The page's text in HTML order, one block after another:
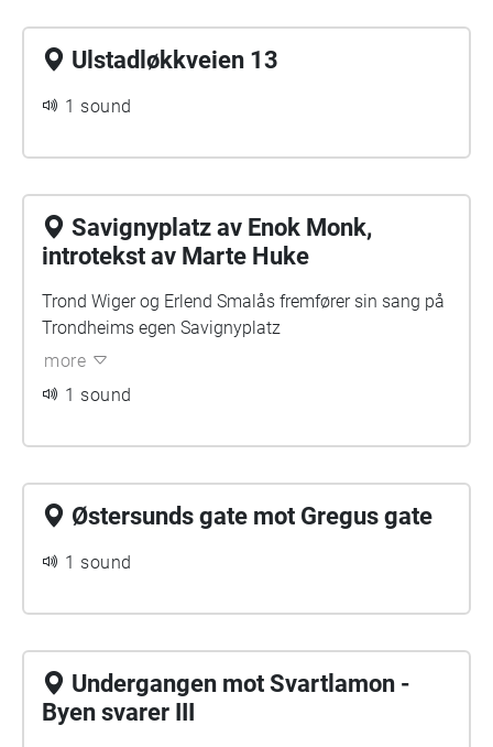
Ulstadløkkveien 13
1 sound
Savignyplatz av Enok Monk,
introtekst av Marte Huke
Trond Wiger og Erlend Smalås fremfører sin sang på
Trondheims egen Savignyplatz
more
1 sound
Østersunds gate mot Gregus gate
1 sound
Undergangen mot Svartlamon -
Byen svarer III